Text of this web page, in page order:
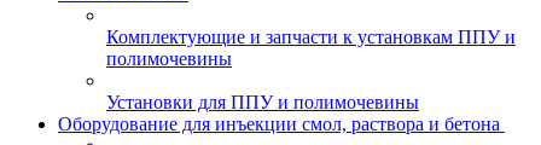
Комплектующие и запчасти к установкам ППУ и
полимочевины
Установки для ППУ и полимочевины
Оборудование для инъекции смол, раствора и бетона